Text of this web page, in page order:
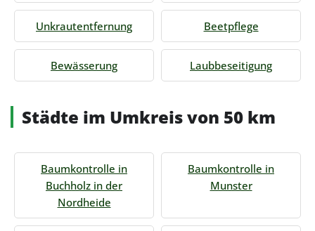
Unkrautentfernung Beetpflege
Bewässerung Laubbeseitigung
Städte im Umkreis von 50 km
Baumkontrolle in
Buchholz in der
Nordheide
Baumkontrolle in
Munster